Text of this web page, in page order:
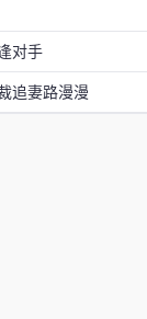
对手
追妻路漫漫